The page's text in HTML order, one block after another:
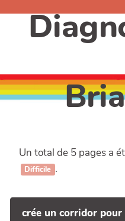
Un total de 5 pages a
Difficile .
crée un corridor